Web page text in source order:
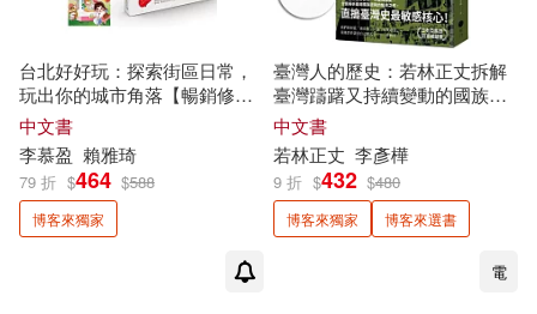
Beck(1) Carol胡涓涓(1)
Cherng(1) Chisa（ちさ）(1)
Cho Hyunhee(1)
台北好好玩：探索街區日常，
玩出你的城市角落【暢銷修訂
版】【
+貼紙版】
中文書
李慕盈 賴雅琦
79 折 $464 $588
博客來獨家
臺灣人的歷史：若林正丈拆解
臺灣躊躇又持續變動的國族認
同【博客來
中文書
若林正丈 李彥樺
9 折 $432 $480
博客來獨家 博客來選書
電